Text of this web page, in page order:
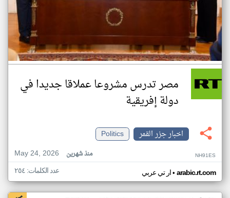
مصر تدرس مشروعا عملاقا جديدا في
دولة إفريقية
اخبار جزر القمر
Politics
May 24, 2026
منذ شهرين NH91ES
ار تي عربي• arabic.rt.com عدد الكلمات: ٢٥٤